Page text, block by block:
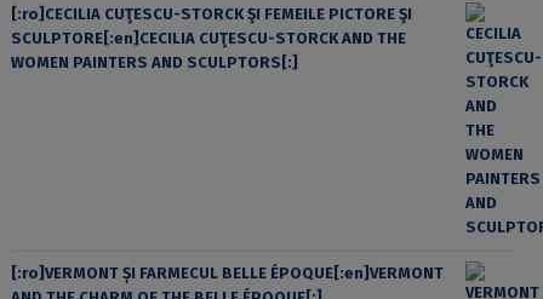
[:ro]CECILIA CUŢESCU-STORCK ŞI FEMEILE PICTORE ŞI
SCULPTORE[:en]CECILIA CUŢESCU-STORCK AND THE
WOMEN PAINTERS AND SCULPTORS[:]
[:ro]VERMONT ȘI FARMECUL BELLE ÉPOQUE[:en]VERMONT